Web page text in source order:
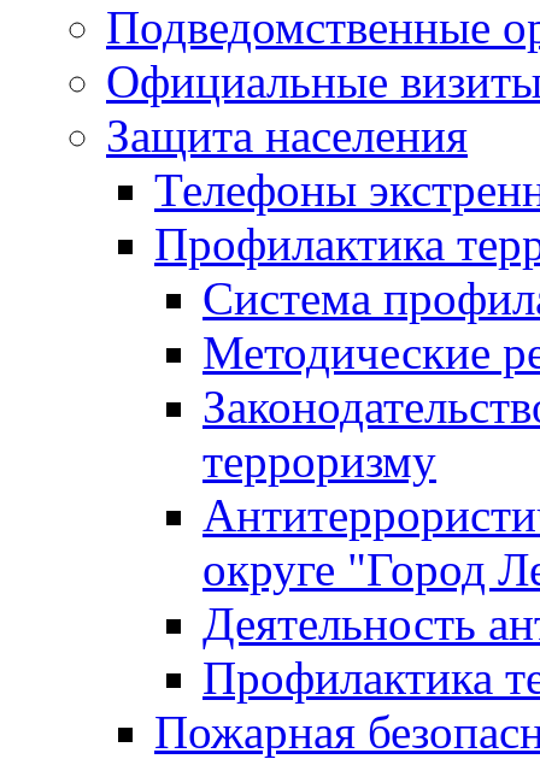
Подведомственные
Официальные
Защита населения
Телефоны
Профилактика
Система
Методические
терроризму
округе "Город
Деятельность
Профилактика
Пожарная